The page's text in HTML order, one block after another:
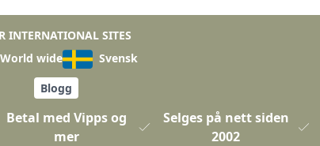
INTERNATIONAL SITES
World wide
Svensk
Blogg
Betal med Vipps og
mer
Selges på nett siden
2002